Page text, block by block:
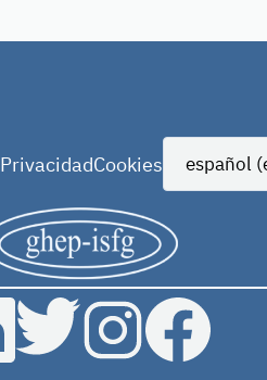
PrivacidadCookies